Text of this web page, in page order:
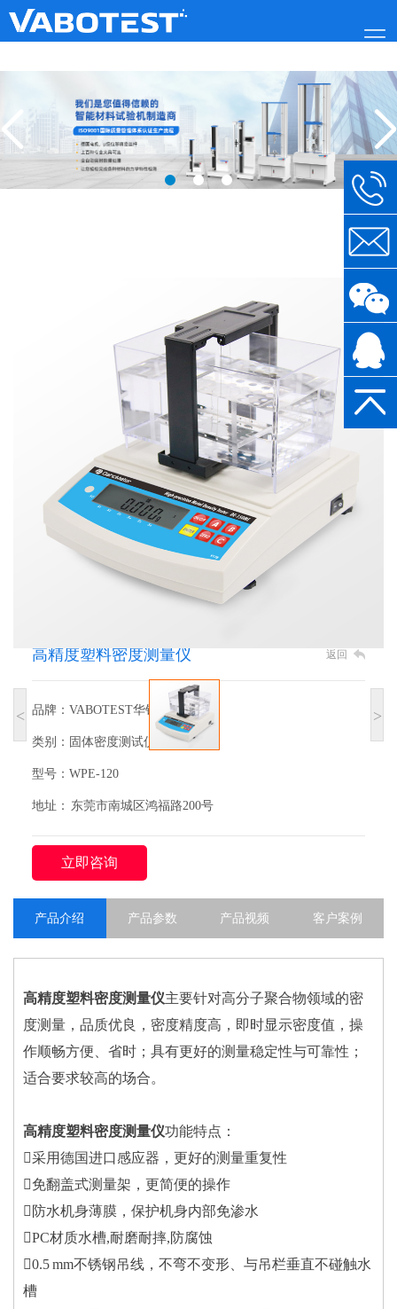
< >
高精度塑料密度测量仪 返回
品牌：VABOTEST华铂仪器
类别：固体密度测试仪
型号：WPE-120
地址： 东莞市南城区鸿福路200号
立即咨询
产品介绍 产品参数 产品视频 客户案例
高精度塑料密度测量仪主要针对高分子聚合物领域的密
度测量，品质优良，密度精度高，即时显示密度值，操
作顺畅方便、省时；具有更好的测量稳定性与可靠性；
适合要求较高的场合。
高精度塑料密度测量仪功能特点：
采用德国进口感应器，更好的测量重复性
免翻盖式测量架，更简便的操作
防水机身薄膜，保护机身内部免渗水
PC材质水槽,耐磨耐摔,防腐蚀
0.5 mm不锈钢吊线，不弯不变形、与吊栏垂直不碰触水
槽